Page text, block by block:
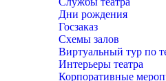
Дни рождения
Госзаказ
Схемы залов
Виртуальный тур по
Интерьеры театра
Корпоративные